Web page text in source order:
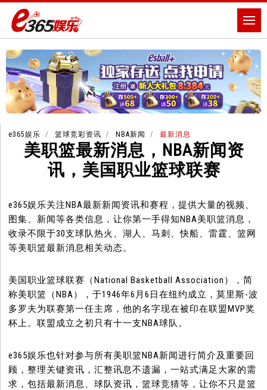
e365娱乐 篮球竞彩资讯 NBA新闻 最新消息
美职篮最新消息，NBA新闻资
讯，美国职业篮球联赛
e365娱乐关注NBA最新新闻资讯和赛程，提供大量的视频、
图集、新闻等各类信息，让你第一手得知NBA美职篮消息，
收录不限于30支球队热火、湖人、马刺、快船、雷霆、篮网
等美职篮最新消息相关动态。
美国职业篮球联赛（National Basketball Association），简
称美职篮（NBA），于1946年6月6日在纽约成立，莫里斯-波
多罗夫为联赛第一任主席，他的名字现在被印在联盟MVP奖
杯上。联盟成立之初只有十一支NBA球队。
e365娱乐也针对参与所有美职篮NBA新闻进行简介及重要回
顾，整理关键资讯，汇整讯息不遗漏，一站式满足大家的需
求，包括最新消息、球队资讯，篮球竞猜等，让你不只是篮